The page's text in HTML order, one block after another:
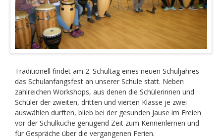
Traditionell findet am 2. Schultag eines neuen Schuljahres
das Schulanfangsfest an unserer Schule statt. Neben
zahlreichen Workshops, aus denen die Schülerinnen und
Schüler der zweiten, dritten und vierten Klasse je zwei
auswählen durften, blieb bei der gesunden Jause im Freien
vor der Schulküche genügend Zeit zum Kennenlernen und
für Gespräche über die vergangenen Ferien.